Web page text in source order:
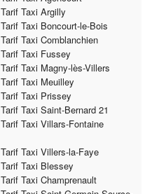
Tarif Taxi Argilly
Tarif Taxi Boncourt-le-Bois
Tarif Taxi Comblanchien
Tarif Taxi Fussey
Tarif Taxi Magny-lès-Villers
Tarif Taxi Meuilley
Tarif Taxi Prissey
Tarif Taxi Saint-Bernard 21
Tarif Taxi Villars-Fontaine
Tarif Taxi Villers-la-Faye
Tarif Taxi Blessey
Tarif Taxi Champrenault